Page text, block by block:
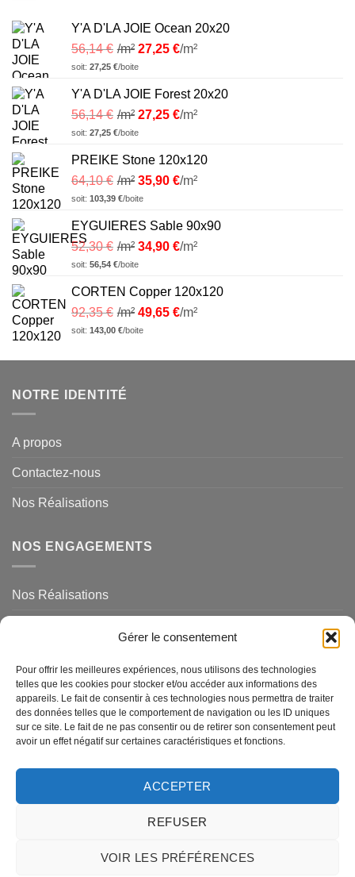
Gérer le consentement
Pour offrir les meilleures expériences, nous utilisons des technologies
telles que les cookies pour stocker et/ou accéder aux informations des
appareils. Le fait de consentir à ces technologies nous permettra de traiter
des données telles que le comportement de navigation ou les ID uniques
sur ce site. Le fait de ne pas consentir ou de retirer son consentement peut
avoir un effet négatif sur certaines caractéristiques et fonctions.
ACCEPTER
REFUSER
VOIR LES PRÉFÉRENCES
Y'A D'LA JOIE Ocean 20x20
56,14€ /m² 27,25 €/m²
soit: 27,25 €/boite
Y'A D'LA JOIE Forest 20x20
56,14€ /m² 27,25 €/m²
soit: 27,25 €/boite
PREIKE Stone 120x120
64,10€ /m² 35,90 €/m²
soit: 103,39 €/boite
EYGUIERES Sable 90x90
52,30€ /m² 34,90 €/m²
soit: 56,54 €/boite
CORTEN Copper 120x120
92,35€ /m² 49,65 €/m²
soit: 143,00 €/boite
NOTRE IDENTITÉ
A propos
Contactez-nous
Nos Réalisations
NOS ENGAGEMENTS
Nos Réalisations
NOS SERVICES
Magasins de Ravel
Questions Fréquemments Posées
Express
Electron